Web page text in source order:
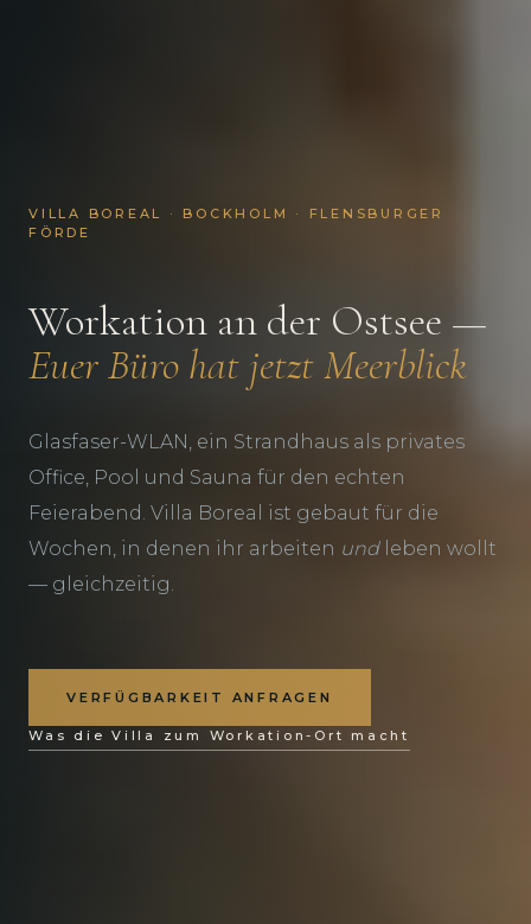
VILLA BOREAL · BOCKHOLM · FLENSBURGER
FÖRDE
Workation an der Ostsee —
Euer Büro hat jetzt Meerblick
Glasfaser-WLAN, ein Strandhaus als privates
Office, Pool und Sauna für den echten
Feierabend. Villa Boreal ist gebaut für die
Wochen, in denen ihr arbeiten undleben wollt
— gleichzeitig.
VERFÜGBARKEIT ANFRAGEN
Was die Villa zum Workation-Ort macht